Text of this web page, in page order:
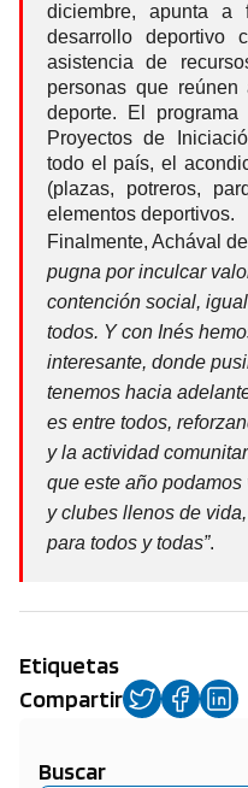
diciembre, apunta a
desarrollo deportivo
asistencia de
personas que
deporte. El
Proyectos de
todo el país, el
(plazas, potreros,
elementos deportivos.
Finalmente, Achával
pugna por inculcar
contención social,
todos. Y con Inés
interesante, donde
tenemos hacia
es entre todos,
y la actividad
que este año
y clubes llenos de
para todos y todas”.
Etiquetas
Compartir
Buscar